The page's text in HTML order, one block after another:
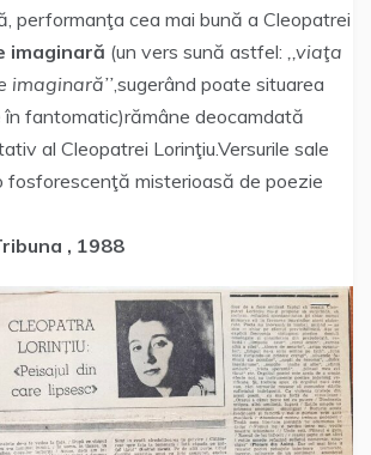
performanţa cea mai bună a Cleopatrei
imaginară (un vers sună astfel: ,,viaţa
,sugerând poate situarea
fantomatic)rămâne deocamdată
al Cleopatrei Lorinţiu.Versurile sale
fosforescenţă misterioasă de poezie
, 1988